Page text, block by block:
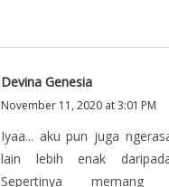
Devina Genesia
November 11, 2020 at 3:01 PM
Iyaa... aku pun juga
lain lebih enak
Sepertinya